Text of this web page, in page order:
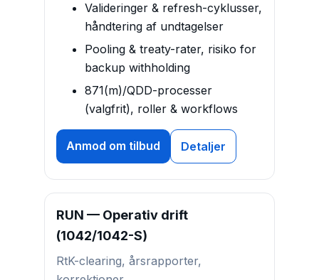
Valideringer & refresh-cyklusser,
håndtering af undtagelser
Pooling & treaty-rater, risiko for
backup withholding
871(m)/QDD-processer
(valgfrit), roller & workflows
Anmod om tilbud Detaljer
RUN — Operativ drift
(1042/1042-S)
RtK-clearing, årsrapporter,